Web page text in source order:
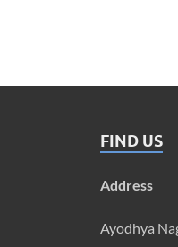
FIND US
Address
Ayodhya